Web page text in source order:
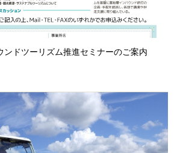
ンドツーリズム推進セミナーのご案内